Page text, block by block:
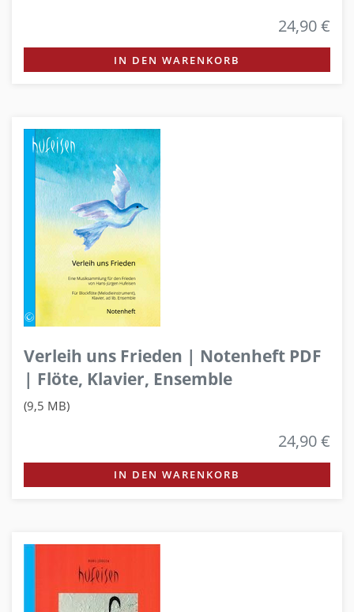
24,90 €
IN DEN WARENKORB
Verleih uns Frieden | Notenheft PDF
| Flöte, Klavier, Ensemble
(9,5 MB)
24,90 €
IN DEN WARENKORB